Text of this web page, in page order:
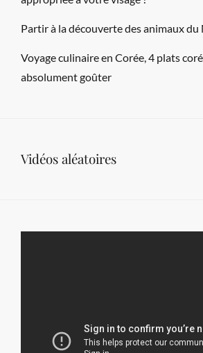
Partir à la découverte des animaux
Voyage culinaire en Corée, 4 plats
absolument goûter
Vidéos aléatoires